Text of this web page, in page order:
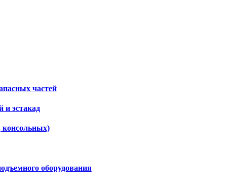
частей
и эстакад
консольных)
оборудования